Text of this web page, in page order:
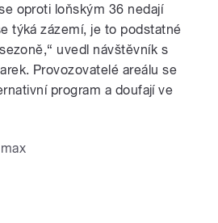
oproti loňským 36 nedají
týká zázemí, je to podstatné
uvedl návštěvník s
Provozovatelé areálu se
program a doufají ve
max